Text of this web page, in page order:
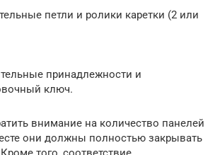
петли и ролики каретки (2 или
принадлежности и
ключ.
внимание на количество панелей
они должны полностью закрывать